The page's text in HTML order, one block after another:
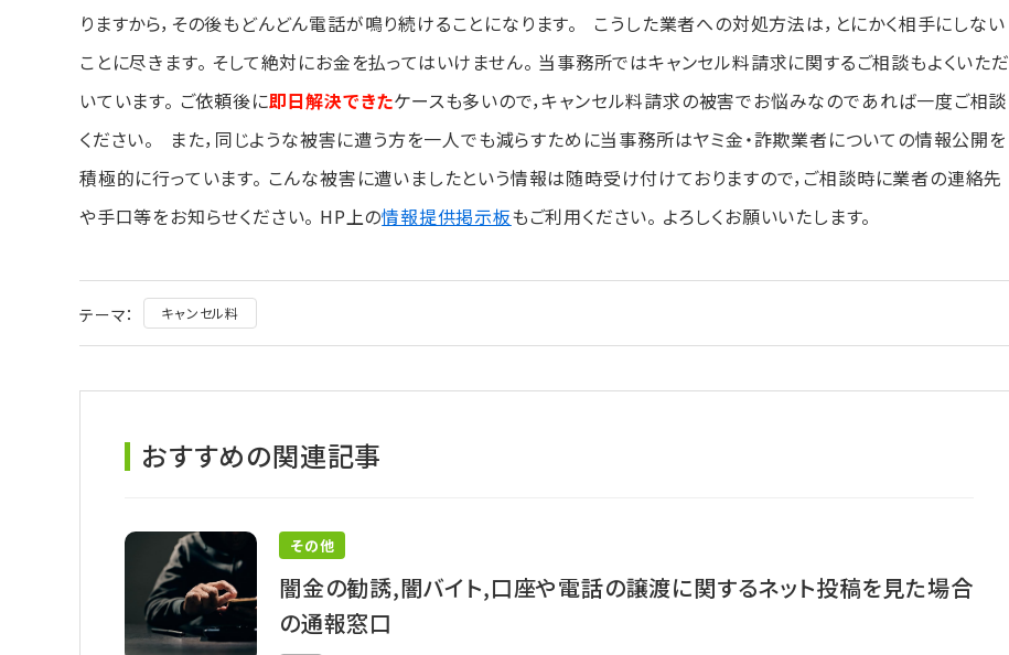
りますから，その後もどんどん電話が鳴り続けることになります。 こうした業者への対処方法は，とにかく相手にしない
ことに尽きます。 そして絶対にお金を払ってはいけません。 当事務所ではキャンセル料請求に関するご相談もよくいただ
いています。 ご依頼後に即日解決できたケースも多いので，キャンセル料請求の被害でお悩みなのであれば一度ご相談
ください。 また，同じような被害に遭う方を一人でも減らすために当事務所はヤミ金・詐欺業者についての情報公開を
積極的に行っています。 こんな被害に遭いましたという情報は随時受け付けておりますので，ご相談時に業者の連絡先
や手口等をお知らせください。 HP上の情報提供掲示板もご利用ください。 よろしくお願いいたします。
テーマ： キャンセル料
おすすめの関連記事
その他
闇金の勧誘,闇バイト,口座や電話の譲渡に関するネット投稿を見た場合
の通報窓口